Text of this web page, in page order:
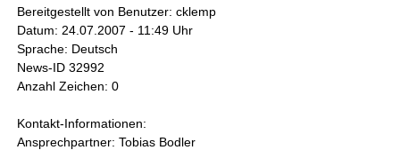
Bereitgestellt von Benutzer: cklemp
Datum: 24.07.2007 - 11:49 Uhr
Sprache: Deutsch
News-ID 32992
Anzahl Zeichen: 0
Kontakt-Informationen:
Ansprechpartner: Tobias Bodler